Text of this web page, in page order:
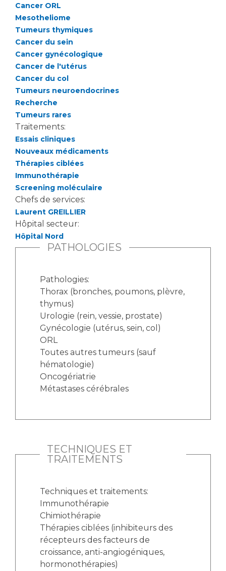
Maternité Hôpital Nord
Vos représentants
La Commission Des Usagers (CDU)
Les Comités Locaux des Usagers
Le projet des usagers
Qualité
Nos indicateurs qualité et de sécurité des soins
Protection des données
Les recherches en santé à l’AP-HM
Lieu de santé sans tabac
Communiqués de presse
Dossiers de presse
Médiathèque
Fournisseurs
Rôles et missions
Liste des marchés conclus
Documents utiles
Cancer ORL
Mesotheliome
Tumeurs thymiques
Cancer du sein
Cancer gynécologique
Cancer de l'utérus
Cancer du col
Tumeurs neuroendocrines
Recherche
Tumeurs rares
Traitements:
Essais cliniques
Nouveaux médicaments
Thérapies ciblées
Immunothérapie
Screening moléculaire
Chefs de services:
Laurent GREILLIER
Hôpital secteur:
Hôpital Nord
PATHOLOGIES
Pathologies:
Thorax (bronches, poumons, plèvre,
thymus)
Urologie (rein, vessie, prostate)
Gynécologie (utérus, sein, col)
ORL
Toutes autres tumeurs (sauf
hématologie)
Oncogériatrie
Métastases cérébrales
TECHNIQUES ET
TRAITEMENTS
Techniques et traitements:
Immunothérapie
Chimiothérapie
Thérapies ciblées (inhibiteurs des
récepteurs des facteurs de
croissance, anti-angiogéniques,
hormonothérapies)